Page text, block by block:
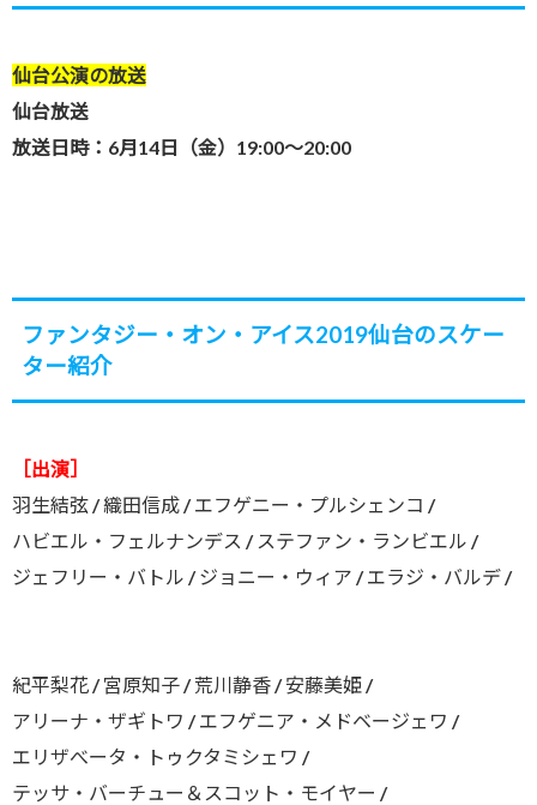
仙台公演の放送
仙台放送
放送日時：6月14日（金）19:00～20:00
ファンタジー・オン・アイス2019仙台のスケー
ター紹介
［出演］
羽生結弦 / 織田信成 / エフゲニー・プルシェンコ /
ハビエル・フェルナンデス / ステファン・ランビエル /
ジェフリー・バトル / ジョニー・ウィア / エラジ・バルデ /
紀平梨花 / 宮原知子 / 荒川静香 / 安藤美姫 /
アリーナ・ザギトワ / エフゲニア・メドベージェワ /
エリザべータ・トゥクタミシェワ /
テッサ・バーチュー＆スコット・モイヤー /